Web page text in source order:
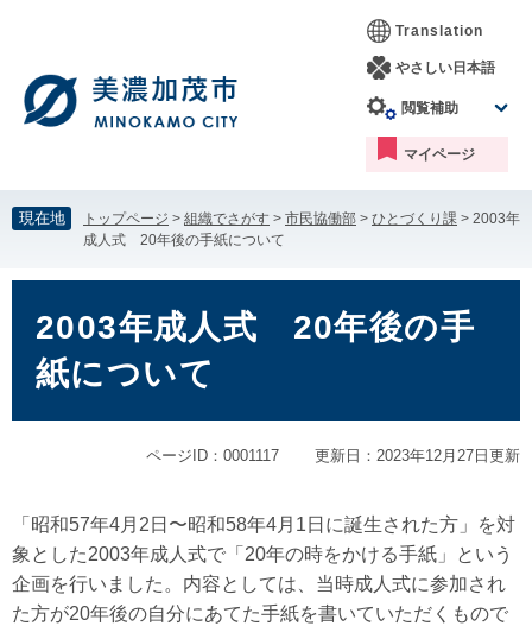
す。
し
て
本
へ
Translation
やさしい日本語
閲覧補助
マイページ
現在地 トップページ > 組織でさがす > 市民協働部 > ひとづくり課 > 2003年
成人式 20年後の手紙について
2003年成人式 20年後の手
紙について
ページID：0001117 更新日：2023年12月27日更新
「昭和57年4月2日〜昭和58年4月1日に誕生された方」を対
象とした2003年成人式で「20年の時をかける手紙」という
企画を行いました。内容としては、当時成人式に参加され
た方が20年後の自分にあてた手紙を書いていただくもので